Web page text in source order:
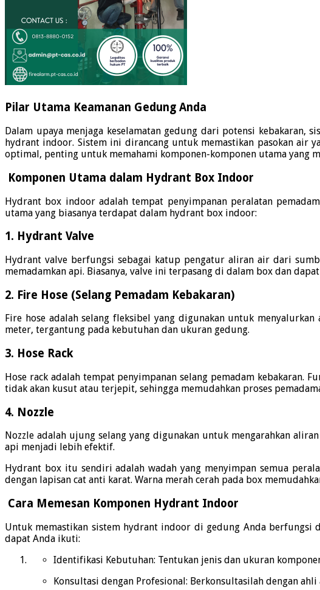
Pilar Utama Keamanan Gedung Anda
Dalam upaya menjaga keselamatan gedung dari potensi kebakaran,
hydrant indoor. Sistem ini dirancang untuk memastikan pasokan air
optimal, penting untuk memahami komponen-komponen utama yang
Komponen Utama dalam Hydrant Box Indoor
Hydrant box indoor adalah tempat penyimpanan peralatan
utama yang biasanya terdapat dalam hydrant box indoor:
1. Hydrant Valve
Hydrant valve berfungsi sebagai katup pengatur aliran air dari
memadamkan api. Biasanya, valve ini terpasang di dalam box dan
2. Fire Hose (Selang Pemadam Kebakaran)
Fire hose adalah selang fleksibel yang digunakan untuk
meter, tergantung pada kebutuhan dan ukuran gedung.
3. Hose Rack
Hose rack adalah tempat penyimpanan selang pemadam kebakaran.
tidak akan kusut atau terjepit, sehingga memudahkan proses
4. Nozzle
Nozzle adalah ujung selang yang digunakan untuk mengarahkan
api menjadi lebih efektif.
Hydrant box itu sendiri adalah wadah yang menyimpan semua
dengan lapisan cat anti karat. Warna merah cerah pada box
Cara Memesan Komponen Hydrant Indoor
Untuk memastikan sistem hydrant indoor di gedung Anda berfungsi
dapat Anda ikuti:
Identifikasi Kebutuhan: Tentukan jenis dan ukuran
Konsultasi dengan Profesional: Berkonsultasilah dengan